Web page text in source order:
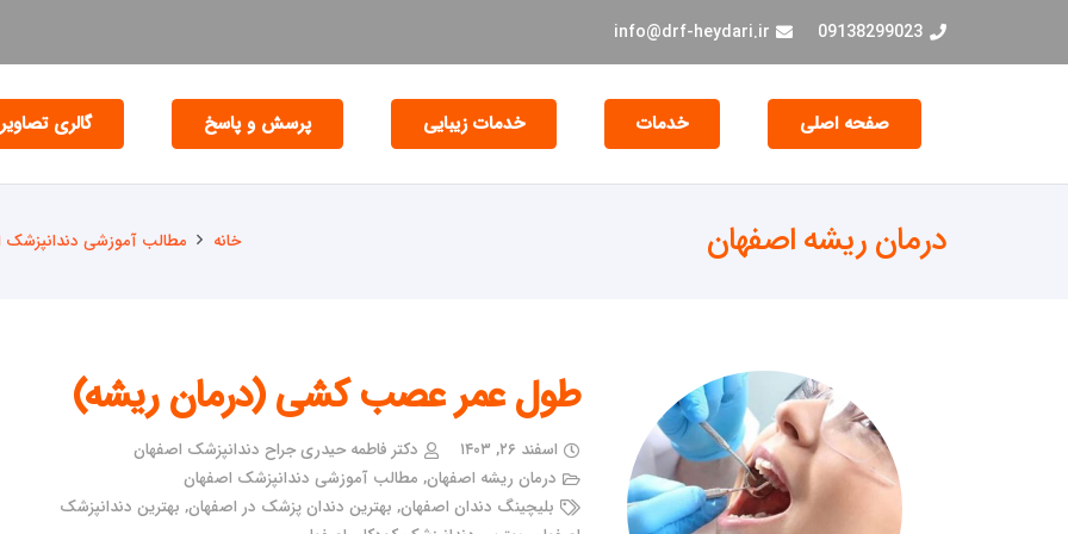
09138299023
info@drf-heydari.ir
صفحه اصلی خدمات خدمات زیبایی پرسش و پاسخ گالری تصاویر
درمان ریشه اصفهان خانه مطالب آموزشی دندانپزشک
طول عمر عصب کشی (درمان ریشه)
اسفند ۲۶, ۱۴۰۳
دکتر فاطمه حیدری جراح دندانپزشک اصفهان
درمان ریشه اصفهان, مطالب آموزشی دندانپزشک اصفهان
بلیچینگ دندان اصفهان, بهترین دندان پزشک در اصفهان, بهترین دندانپزشک